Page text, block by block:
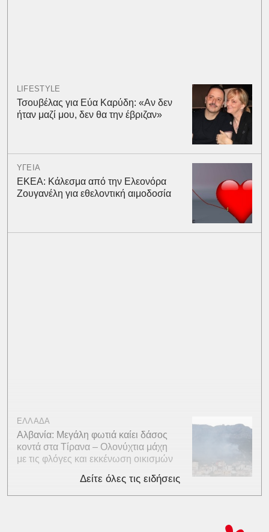
LIFESTYLE
Τσουβέλας για Εύα Καρύδη: «Αν δεν
ήταν μαζί μου, δεν θα την έβριζαν»
ΥΓΕΙΑ
ΕΚΕΑ: Κάλεσμα από την Ελεονόρα
Ζουγανέλη για εθελοντική αιμοδοσία
ΕΛΛΑΔΑ
Αλβανία: Μεγάλη φωτιά καίει δάσος
κοντά στα Τίρανα – Ολονύχτια μάχη
με τις φλόγες και εκκένωση οικισμών
Δείτε όλες τις ειδήσεις